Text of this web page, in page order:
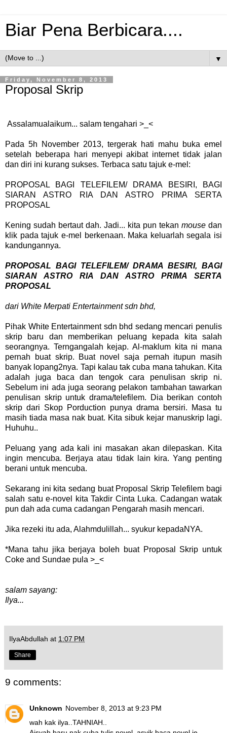
Biar Pena Berbicara....
▼
Friday, November 8, 2013
Proposal Skrip
Assalamualaikum... salam tengahari >_<
Pada 5h November 2013, tergerak hati mahu buka emel
setelah beberapa hari menyepi akibat internet tidak jalan
dan diri ini kurang sukses. Terbaca satu tajuk e-mel:
PROPOSAL BAGI TELEFILEM/ DRAMA BESIRI, BAGI
SIARAN ASTRO RIA DAN ASTRO PRIMA SERTA
PROPOSAL
Kening sudah bertaut dah. Jadi... kita pun tekan mouse dan
klik pada tajuk e-mel berkenaan. Maka keluarlah segala isi
kandungannya.
PROPOSAL BAGI TELEFILEM/ DRAMA BESIRI, BAGI
SIARAN ASTRO RIA DAN ASTRO PRIMA SERTA
PROPOSAL
dari White Merpati Entertainment sdn bhd,
Pihak White Entertainment sdn bhd sedang mencari penulis
skrip baru dan memberikan peluang kepada kita salah
seorangnya. Terngangalah kejap. Al-maklum kita ni mana
pernah buat skrip. Buat novel saja pernah itupun masih
banyak lopang2nya. Tapi kalau tak cuba mana tahukan. Kita
adalah juga baca dan tengok cara penulisan skrip ni.
Sebelum ini ada juga seorang pelakon tambahan tawarkan
penulisan skrip untuk drama/telefilem. Dia berikan contoh
skrip dari Skop Porduction punya drama bersiri. Masa tu
masih tiada masa nak buat. Kita sibuk kejar manuskrip lagi.
Huhuhu..
Peluang yang ada kali ini masakan akan dilepaskan. Kita
ingin mencuba. Berjaya atau tidak lain kira. Yang penting
berani untuk mencuba.
Sekarang ini kita sedang buat Proposal Skrip Telefilem bagi
salah satu e-novel kita Takdir Cinta Luka. Cadangan watak
pun dah ada cuma cadangan Pengarah masih mencari.
Jika rezeki itu ada, Alahmdulillah... syukur kepadaNYA.
*Mana tahu jika berjaya boleh buat Proposal Skrip untuk
Coke and Sundae pula >_<
salam sayang:
Ilya...
IlyaAbdullah at 1:07 PM
Share
9 comments:
Unknown November 8, 2013 at 9:23 PM
wah kak ilya..TAHNIAH..